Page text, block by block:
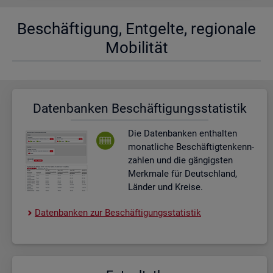
Be­schäf­ti­gung, Ent­gel­te, re­gio­na­le
Mo­bi­li­tät
Da­ten­ban­ken Be­schäf­ti­gungs­sta­tis­tik
Die Da­ten­ban­ken ent­hal­ten
mo­nat­li­che Be­schäf­tig­ten­kenn­
zah­len und die gän­gigs­ten
Merk­ma­le für Deutsch­land,
Län­der und Krei­se.
Da­ten­ban­ken zur Be­schäf­ti­gungs­sta­tis­tik